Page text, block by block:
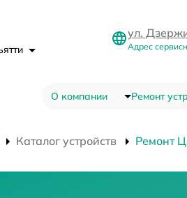
ул.
Адрес
О компании Ремонт
Каталог устройств Ремонт